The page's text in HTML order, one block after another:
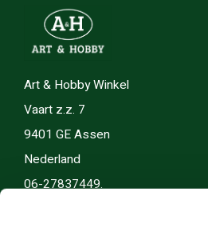
Art & Hobby Winkel
Vaart z.z. 7
9401 GE Assen
Nederland
06-27837449.